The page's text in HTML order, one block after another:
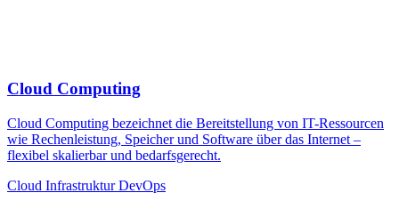
Cloud Computing
Cloud Computing bezeichnet die Bereitstellung von IT-Ressourcen
wie Rechenleistung, Speicher und Software über das Internet –
flexibel skalierbar und bedarfsgerecht.
Cloud Infrastruktur DevOps